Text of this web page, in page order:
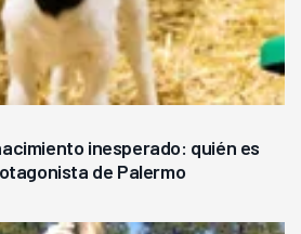
inesperado: quién es
de Palermo